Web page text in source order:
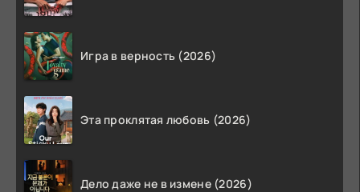
Игра в верность (2026)
Эта проклятая любовь (2026)
Дело даже не в измене (2026)